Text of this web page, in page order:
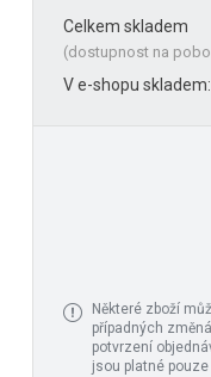
Celkem skladem
(dostupnost na
V e-shopu skladem:
Některé zboží
případných
potvrzení
jsou platné pouze